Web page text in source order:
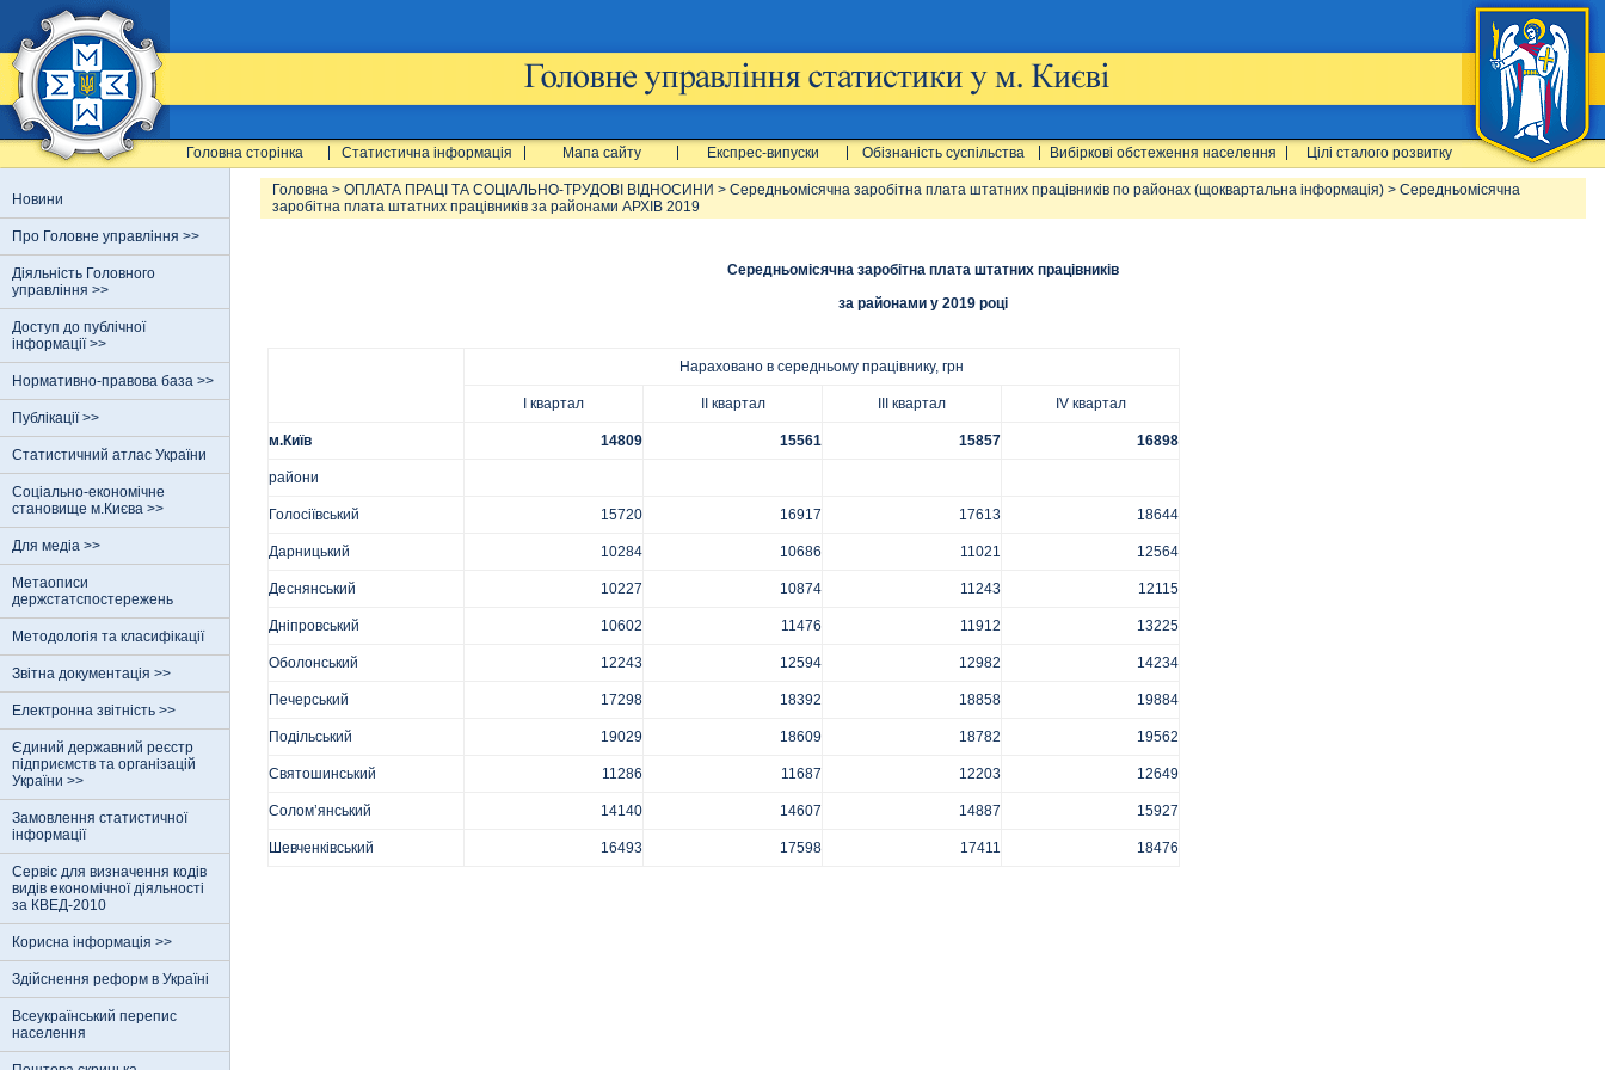
Головна сторінка Статистична інформація Мапа сайту Експрес-випуски Обізнаність суспільства Вибіркові обстеження населення Цілі сталого розвитку
Новини
Про Головне управління >>
Діяльність Головного
управління >>
Доступ до публічної
інформації >>
Нормативно-правова база >>
Публікації >>
Статистичний атлас України
Соціально-економічне
становище м.Києва >>
Для медіа >>
Метаописи
держстатспостережень
Методологія та класифікації
Звітна документація >>
Електронна звітність >>
Єдиний державний реєстр
пiдприємств та органiзацiй
України >>
Замовлення статистичної
інформації
Сервіс для визначення кодів
видів економічної діяльності
за КВЕД-2010
Корисна інформація >>
Здійснення реформ в Україні
Всеукраїнський перепис
населення
Головна > ОПЛАТА ПРАЦІ ТА СОЦІАЛЬНО-ТРУДОВІ ВІДНОСИНИ > Середньомісячна заробітна плата штатних працівників по районах (щоквартальна інформація) > Середньомісячна
заробітна плата штатних працівників за районами АРХІВ 2019
Середньомісячна заробітна плата штатних працівників
за районами у 2019 році
Нараховано в середньому працівнику, грн
І квартал ІІ квартал ІІІ квартал ІV квартал
м.Київ 14809 15561 15857 16898
райони
Голосіївський 15720 16917 17613 18644
Дарницький 10284 10686 11021 12564
Деснянський 10227 10874 11243 12115
Дніпровський 10602 11476 11912 13225
Оболонський 12243 12594 12982 14234
Печерський 17298 18392 18858 19884
Подільський 19029 18609 18782 19562
Святошинський 11286 11687 12203 12649
Солом’янський 14140 14607 14887 15927
Шевченківський 16493 17598 17411 18476